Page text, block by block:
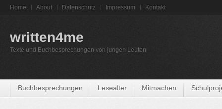
Home About Datenschutz Impressum Kontakt
written4me
Texte und Buchbesprechungen von jungen Leuten
Buchbesprechungen Lesealter Mitmachen